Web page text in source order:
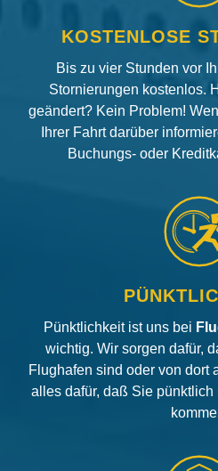
KOSTENLOSE
Bis zu vier Stunden vor
Stornierungen kostenlos.
geändert? Kein Problem!
Ihrer Fahrt darüber
Buchungs- oder
Pünktlichkeit ist uns bei
wichtig. Wir sorgen dafür,
Flughafen sind oder von dort
alles dafür, daß Sie pünktlich